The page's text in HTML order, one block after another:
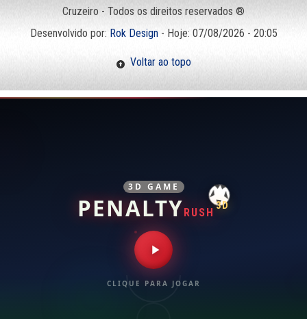
Cruzeiro - Todos os direitos reservados ®
Desenvolvido por: Rok Design- Hoje: 07/08/2026 - 20:05
Voltar ao topo
3D GAME
PENALTYRUSH
3D
CLIQUE PARA JOGAR